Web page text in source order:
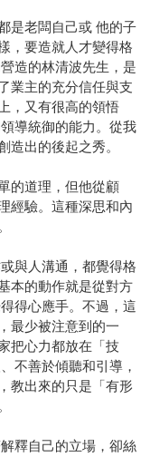
是老闆自己或 他的子
，要造就人才變得格
造的林清波先生，是
業主的充分信任與支
，又有很高的領悟
導統御的能力。從我
造出的後起之秀。
的道理，但他從顧
經驗。這種深思和內
與人溝通，都覺得格
本的動作就是從對方
得心應手。不過，這
最少被注意到的一
把心力都放在「技
不善於傾聽和引導，
教出來的只是「有形
釋自己的立場，卻絲